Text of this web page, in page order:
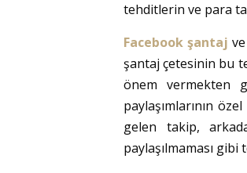
tehditlerin ve para
Facebook şantaj
şantaj çetesinin bu
önem vermekten
paylaşımlarının
gelen takip,
paylaşılmaması